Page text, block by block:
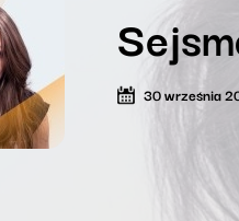
30 września